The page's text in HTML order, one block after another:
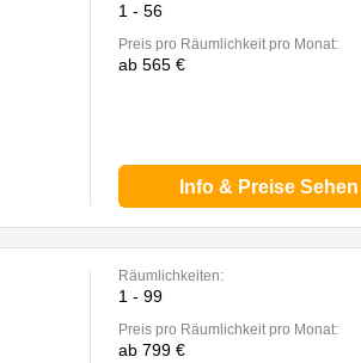
1 - 56
Preis pro Räumlichkeit pro Monat:
ab 565 €
Info & Preise Sehen
Räumlichkeiten:
1 - 99
Preis pro Räumlichkeit pro Monat:
ab 799 €